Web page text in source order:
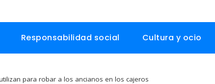
Responsabilidad social Cultura y ocio
para robar a los ancianos en los cajeros